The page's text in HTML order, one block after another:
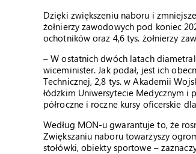
Dzięki zwiększeniu naboru i
żołnierzy zawodowych pod koniec
ochotników oraz 4,6 tys. żołnierzy
– W ostatnich dwóch latach
wiceminister. Jak podał, jest ich
Technicznej, 2,8 tys. w Akademii
łódzkim Uniwersytecie Medycznym i
półroczne i roczne kursy oficerskie
Według MON-u gwarantuje to, że
Zwiększaniu naboru towarzyszy
stołówki, obiekty sportowe –